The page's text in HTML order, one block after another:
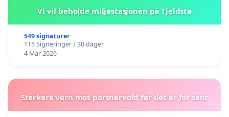
Vi vil beholde miljøstasjonen på Tjeldstø
549 signaturer
115 Signeringer / 30 dager
4 Mar 2026
Sterkere vern mot partnervold før det er for sent